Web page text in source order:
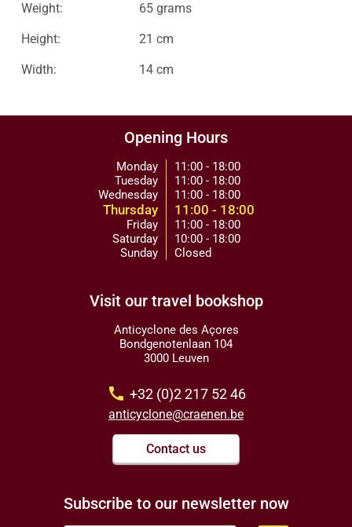
Weight: 65 grams
Height: 21 cm
Width: 14 cm
Opening Hours
Monday
Tuesday
Wednesday
Thursday
Friday
Saturday
Sunday
11:00 - 18:00
11:00 - 18:00
11:00 - 18:00
11:00 - 18:00
11:00 - 18:00
10:00 - 18:00
Closed
Visit our travel bookshop
Anticyclone des Açores
Bondgenotenlaan 104
3000 Leuven
call +32 (0)2 217 52 46
anticyclone@craenen.be
Contact us
Subscribe to our newsletter now